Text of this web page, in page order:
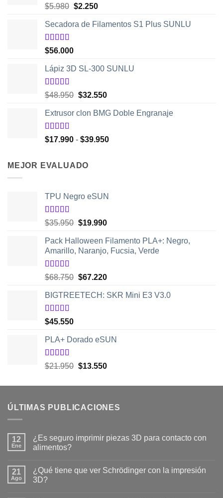
Valorado
de
5
$5.980 El
original
$5.980.
$2.250El
actual
Secadora de Filamentos S1 Plus SUNLU
Valorado
con
5
$56.000
Lápiz 3D SL-300 SUNLU
Valorado
de 5
$48.950 El
original
$48.950.
$32.550El
actual
$32.550.
Extrusor clon BMG Doble Engranaje
Valorado
con
$17.990 - $39.950Rango
MEJOR EVALUADO
TPU Negro eSUN
Valorado
de
5
$35.950 El
original
era:
$19.990El
actual
es:
Pack Halloween Filamento PLA+: Negro,
Amarillo, Naranjo, Fucsia, Verde
Valorado
de
5
$68.750 El
original
$67.220El
actual
BIGTREETECH: SKR Mini E3 V3.0
Valorado
con
5
$45.550
PLA+ Dorado eSUN
Valorado
de
$21.950 El
original
$21.950.
$13.550El
actual
$13.550.
ÚLTIMAS PUBLICACIONES
12
Ene
¿Es seguro imprimir piezas 3D para contacto con
alimentos?
comentarios
en
¿Es
21
Ago
¿Qué tiene que ver Schrödinger con la impresión
3D?